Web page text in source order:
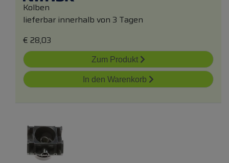
Kolben
lieferbar innerhalb von 3 Tagen
€ 28,03
Zum Produkt
In den Warenkorb